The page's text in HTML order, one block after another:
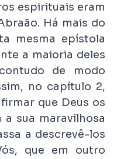
espirituais eram
Há mais do
mesma epístola
a maioria deles
de modo
no capítulo 2,
que Deus os
sua maravilhosa
a descrevê-los
que em outro